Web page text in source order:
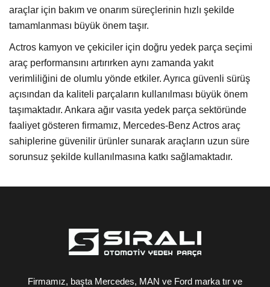
araçlar için bakım ve onarım süreçlerinin hızlı şekilde
tamamlanması büyük önem taşır.
Actros kamyon ve çekiciler için doğru yedek parça seçimi
araç performansını artırırken aynı zamanda yakıt
verimliliğini de olumlu yönde etkiler. Ayrıca güvenli sürüş
açısından da kaliteli parçaların kullanılması büyük önem
taşımaktadır. Ankara ağır vasıta yedek parça sektöründe
faaliyet gösteren firmamız, Mercedes-Benz Actros araç
sahiplerine güvenilir ürünler sunarak araçların uzun süre
sorunsuz şekilde kullanılmasına katkı sağlamaktadır.
Firmamız, başta Mercedes, MAN ve Ford marka tır ve